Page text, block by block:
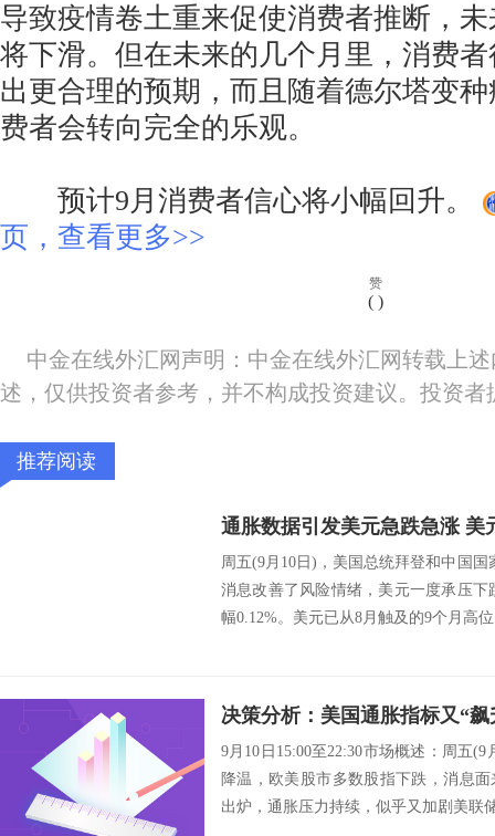
导致疫情卷土重来促使消费者推断，
将下滑。但在未来的几个月里，消费
出更合理的预期，而且随着德尔塔变
费者会转向完全的乐观。
预计9月消费者信心将小幅回升。
页，查看更多>>
赞
( )
中金在线外汇网声明：中金在线外汇网转载上
述，仅供投资者参考，并不构成投资建议。投资
推荐阅读
周五(9月10日)，美国总统拜登和中国
消息改善了风险情绪，美元一度承压下
幅0.12%。美元已从8月触及的9个月高
9月10日15:00至22:30市场概述：周五
降温，欧美股市多数股指下跌，消息
出炉，通胀压力持续，似乎又加剧美联